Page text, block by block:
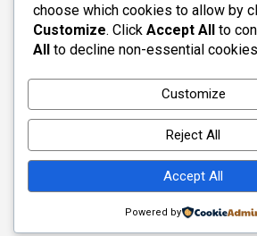
choose which cookies to allow by
Customize. Click Accept All to
All to decline non-essential
Customize
Reject All
Accept All
Powered by